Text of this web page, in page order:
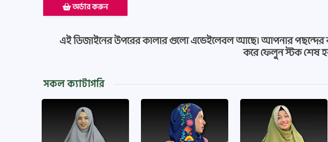
অর্ডার করুন
এই ডিজাইনের উপরের কালার গুলো এভেইলেবল আছে। আপনার পছন্দের
করে ফেলুন স্টক শেষ
সকল ক্যাটাগরি